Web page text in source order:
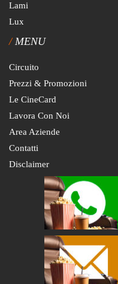
Lami
Lux
MENU
Circuito
Prezzi & Promozioni
Le CineCard
Lavora Con Noi
Area Aziende
Contatti
Disclaimer